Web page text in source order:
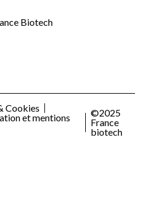
Biotech
Cookies
et mentions
©2025
France
biotech